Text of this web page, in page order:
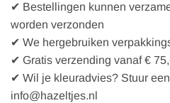
✔ Bestellingen kunnen
worden verzonden
✔ We hergebruiken
✔ Gratis verzending vanaf €
✔ Wil je kleuradvies? Stuur
info@hazeltjes.nl